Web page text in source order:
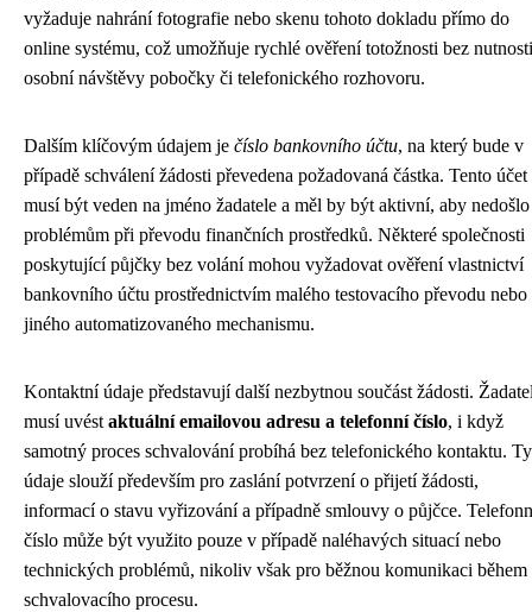
vyžaduje nahrání fotografie nebo skenu tohoto dokladu přímo do
online systému, což umožňuje rychlé ověření totožnosti bez nutnosti
osobní návštěvy pobočky či telefonického rozhovoru.
Dalším klíčovým údajem je číslo bankovního účtu, na který bude v
případě schválení žádosti převedena požadovaná částka. Tento účet
musí být veden na jméno žadatele a měl by být aktivní, aby
problémům při převodu finančních prostředků. Některé společnosti
poskytující půjčky bez volání mohou vyžadovat ověření vlastnictví
bankovního účtu prostřednictvím malého testovacího převodu nebo
jiného automatizovaného mechanismu.
Kontaktní údaje představují další nezbytnou součást žádosti.
musí uvést aktuální emailovou adresu a telefonní číslo, i když
samotný proces schvalování probíhá bez telefonického kontaktu.
údaje slouží především pro zaslání potvrzení o přijetí žádosti,
informací o stavu vyřizování a případně smlouvy o půjčce.
číslo může být využito pouze v případě naléhavých situací nebo
technických problémů, nikoliv však pro běžnou komunikaci během
schvalovacího procesu.